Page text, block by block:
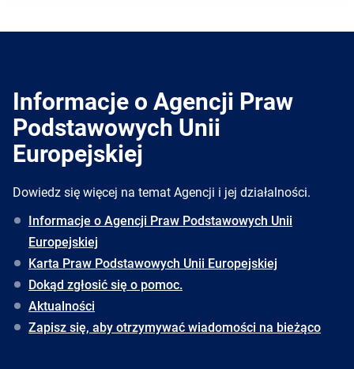
Informacje o Agencji Praw
Podstawowych Unii
Europejskiej
Dowiedz się więcej na temat Agencji i jej działalności.
Informacje o Agencji Praw Podstawowych Unii
Europejskiej
Karta Praw Podstawowych Unii Europejskiej
Dokąd zgłosić się o pomoc.
Aktualności
Zapisz się, aby otrzymywać wiadomości na bieżąco